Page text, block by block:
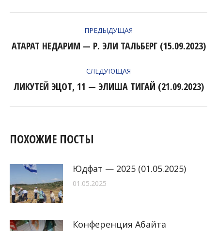
ПО
ПРЕДЫДУЩАЯ
Предыдущая
АТАРАТ НЕДАРИМ — Р. ЭЛИ ТАЛЬБЕРГ (15.09.2023)
СЛЕДУЮЩАЯ
Следующая
ЛИКУТЕЙ ЭЦОТ, 11 — ЭЛИША ТИГАЙ (21.09.2023)
ПОХОЖИЕ ПОСТЫ
Юдфат — 2025 (01.05.2025)
01.05.2025
Конференция Абайта